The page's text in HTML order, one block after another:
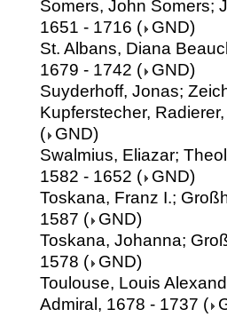
Somers, John Somers;
1651 - 1716 ( GND)
St. Albans, Diana
1679 - 1742 ( GND)
Suyderhoff, Jonas;
Kupferstecher,
( GND)
Swalmius, Eliazar;
1582 - 1652 ( GND)
Toskana, Franz I.;
1587 ( GND)
Toskana, Johanna;
1578 ( GND)
Toulouse, Louis
Admiral, 1678 - 1737 (